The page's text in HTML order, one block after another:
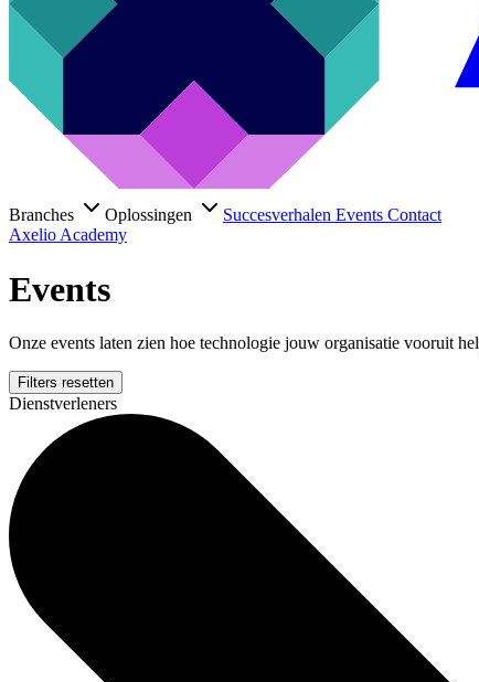
Branches Oplossingen Succesverhalen Events Contact
Axelio Academy
Events
Onze events laten zien hoe technologie jouw organisatie vooruit
Filters resetten
Dienstverleners